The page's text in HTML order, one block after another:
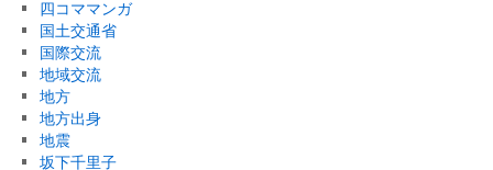
四コママンガ
国土交通省
国際交流
地域交流
地方
地方出身
地震
坂下千里子